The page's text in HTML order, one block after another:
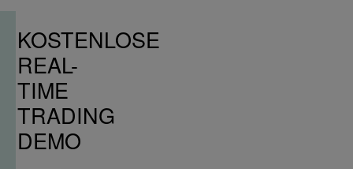
KOSTENLOSE
REAL-
TIME
TRADING
DEMO